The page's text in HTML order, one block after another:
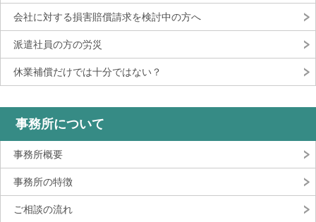
会社に対する損害賠償請求を検討中の方へ
派遣社員の方の労災
休業補償だけでは十分ではない？
事務所について
事務所概要
事務所の特徴
ご相談の流れ